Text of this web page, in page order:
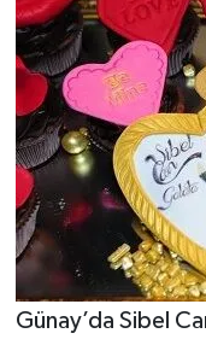
Günay’da Sibel